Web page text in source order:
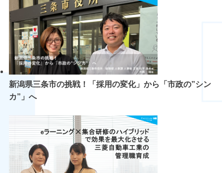
新潟県三条市の挑戦！「採用の変化」から「市政の”シン
カ”」へ